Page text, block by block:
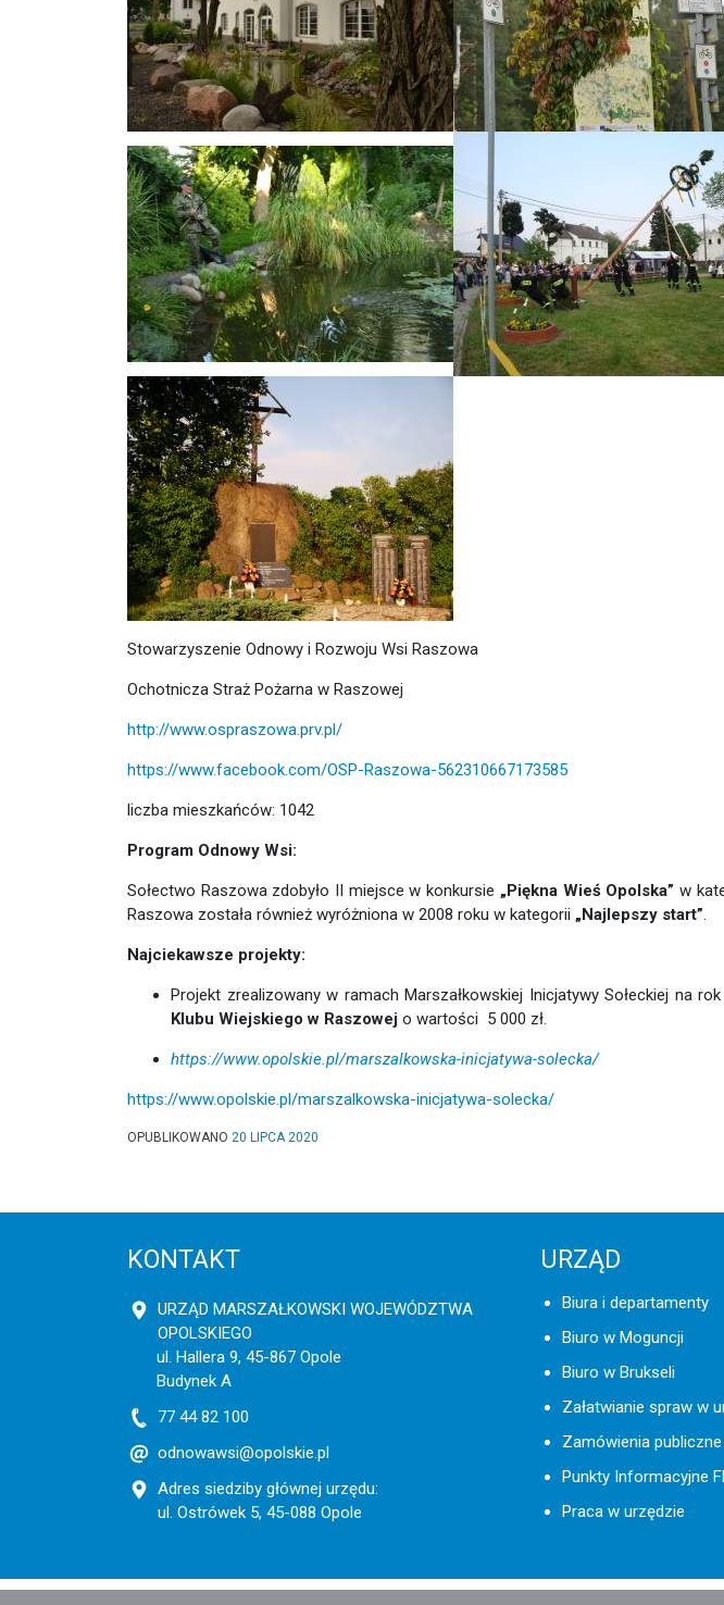
Stowarzyszenie Odnowy i Rozwoju Wsi Raszowa
Ochotnicza Straż Pożarna w Raszowej
http://www.ospraszowa.prv.pl/
https://www.facebook.com/OSP-Raszowa-562310667173585
liczba mieszkańców: 1042
Program Odnowy Wsi:
Sołectwo Raszowa zdobyło II miejsce w konkursie „Piękna Wieś Opolska” w
Raszowa została również wyróżniona w 2008 roku w kategorii „Najlepszy start”.
Najciekawsze projekty:
Projekt zrealizowany w ramach Marszałkowskiej Inicjatywy Sołeckiej na
Klubu Wiejskiego w Raszowej o wartości 5 000 zł.
https://www.opolskie.pl/marszalkowska-inicjatywa-solecka/
https://www.opolskie.pl/marszalkowska-inicjatywa-solecka/
OPUBLIKOWANO 20 LIPCA 2020
KONTAKT
URZĄD MARSZAŁKOWSKI WOJEWÓDZTWA
OPOLSKIEGO
ul. Hallera 9, 45-867 Opole
Budynek A
77 44 82 100
odnowawsi@opolskie.pl
Adres siedziby głównej urzędu:
ul. Ostrówek 5, 45-088 Opole
URZĄD
Biura i departamenty
Biuro w Moguncji
Biuro w Brukseli
Załatwianie spraw w
Zamówienia publiczne
Punkty Informacyjne
Praca w urzędzie